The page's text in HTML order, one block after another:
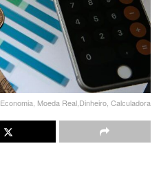
Economia, Moeda Real,Dinheiro, Calculadora